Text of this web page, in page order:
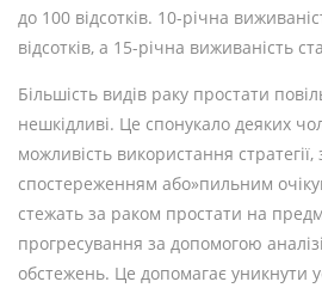
до 100 відсотків. 10-річна
відсотків, а 15-річна виживаність
Більшість видів раку простати
нешкідливі. Це спонукало деяких
можливість використання
спостереженням або»пильним
стежать за раком простати на
прогресування за допомогою
обстежень. Це допомагає уникнути